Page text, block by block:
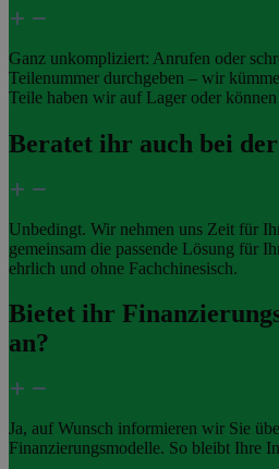
Ganz unkompliziert: Anrufen oder
Teilenummer durchgeben – wir
Teile haben wir auf Lager oder
Beratet ihr auch bei
Unbedingt. Wir nehmen uns Zeit für
gemeinsam die passende Lösung für
ehrlich und ohne Fachchinesisch.
Bietet ihr
an?
Ja, auf Wunsch informieren wir Sie
Finanzierungsmodelle. So bleibt Ihre